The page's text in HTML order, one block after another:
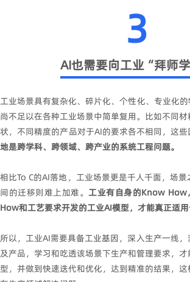
3
AI也需要向工业“拜师
工业场景具有复杂化、碎片化、个性化、专业化
尚不足以在各种工业场景中简单复用。比如不同
状，不同精度的产品对于AI的要求各不相同，这些
地是跨学科、跨领域、跨产业的系统工程问题。
相比To C的AI落地，工业场景更是千人千面，场
间的迁移则难上加难。工业有自身的Know
How和工艺要求开发的工业AI模型，才能真正适用
所以，工业AI需要具备工业基因，深入生产一线
及产品，学习和吃透该场景下生产和管理要求，
型，并做到快速迭代和优化，达到精准的结果，